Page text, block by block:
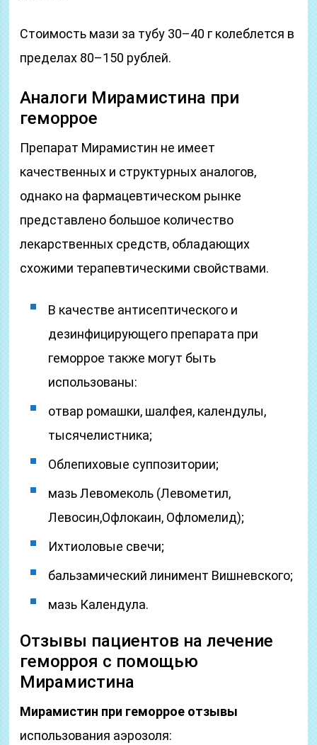
Стоимость мази за тубу 30–40 г колеблется в
пределах 80–150 рублей.
Аналоги Мирамистина при
геморрое
Препарат Мирамистин не имеет
качественных и структурных аналогов,
однако на фармацевтическом рынке
представлено большое количество
лекарственных средств, обладающих
схожими терапевтическими свойствами.
В качестве антисептического и
дезинфицирующего препарата при
геморрое также могут быть
использованы:
отвар ромашки, шалфея, календулы,
тысячелистника;
Облепиховые суппозитории;
мазь Левомеколь (Левометил,
Левосин,Офлокаин, Офломелид);
Ихтиоловые свечи;
бальзамический линимент Вишневского;
мазь Календула.
Отзывы пациентов на лечение
геморроя с помощью
Мирамистина
Мирамистин при геморрое отзывы
использования аэрозоля: